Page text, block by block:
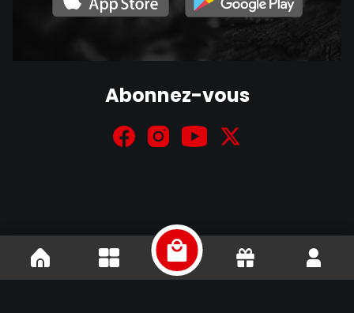
Abonnez-vous